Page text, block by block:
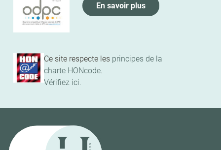
Ce site respecte les principes de la
charte HONcode.
Vérifiez ici.
En savoir plus